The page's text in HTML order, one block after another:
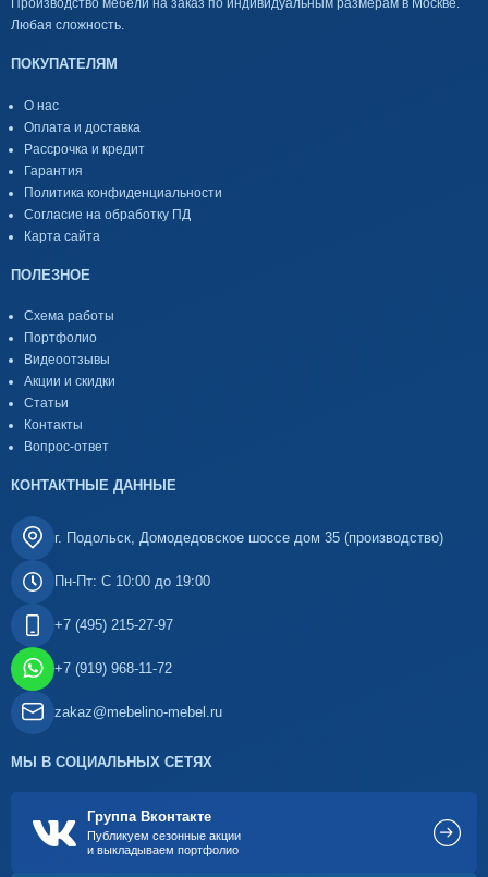
Производство мебели на заказ по индивидуальным размерам в Москве.
Любая сложность.
ПОКУПАТЕЛЯМ
О нас
Оплата и доставка
Рассрочка и кредит
Гарантия
Политика конфиденциальности
Согласие на обработку ПД
Карта сайта
ПОЛЕЗНОЕ
Схема работы
Портфолио
Видеоотзывы
Акции и скидки
Статьи
Контакты
Вопрос-ответ
КОНТАКТНЫЕ ДАННЫЕ
г. Подольск, Домодедовское шоссе дом 35 (производство)
Пн-Пт: С 10:00 до 19:00
+7 (495) 215-27-97
+7 (919) 968-11-72
zakaz@mebelino-mebel.ru
МЫ В СОЦИАЛЬНЫХ СЕТЯХ
Группа Вконтакте
Публикуем сезонные акции
и выкладываем портфолио